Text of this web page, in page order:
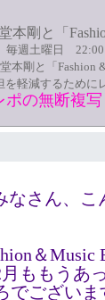
本剛と「
毎週土曜日
堂本剛と「
を軽減するため
ポの無断複
なさん、
＆Music
ももうあ
でござい